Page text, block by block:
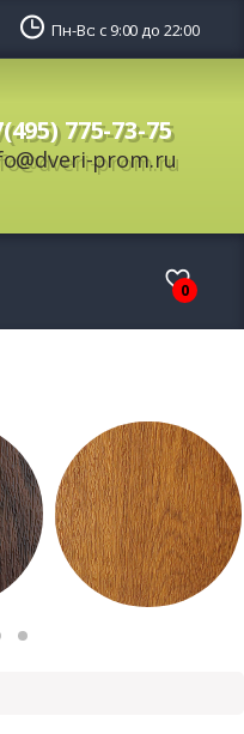
Пн-Вс: с 9:00 до 22:00
775-73-75
prom.ru
0